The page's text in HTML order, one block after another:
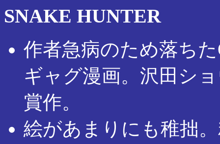
SNAKE HUNTER
作者急病のため落ち
ギャグ漫画。沢田シ
賞作。
絵があまりにも稚拙